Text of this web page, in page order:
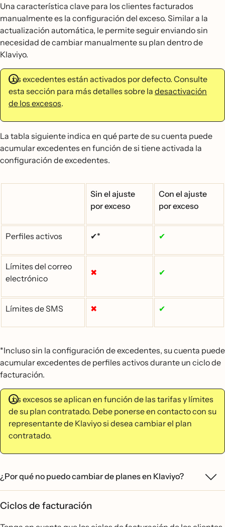
Una característica clave para los clientes facturados
manualmente es la configuración del exceso. Similar a la
actualización automática, le permite seguir enviando sin
necesidad de cambiar manualmente su plan dentro de
Klaviyo.
Los excedentes están activados por defecto. Consulte
esta sección para más detalles sobre la desactivación
de los excesos.
La tabla siguiente indica en qué parte de su cuenta puede
acumular excedentes en función de si tiene activada la
configuración de excedentes.
Sin el ajuste
por exceso
Con el ajuste
por exceso
Perfiles activos ✔* ✔
Límites del correo
electrónico
✖ ✔
Límites de SMS ✖ ✔
*Incluso sin la configuración de excedentes, su cuenta puede
acumular excedentes de perfiles activos durante un ciclo de
facturación.
Los excesos se aplican en función de las tarifas y límites
de su plan contratado. Debe ponerse en contacto con su
representante de Klaviyo si desea cambiar el plan
contratado.
¿Por qué no puedo cambiar de planes en Klaviyo?
Ciclos de facturación